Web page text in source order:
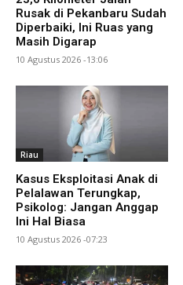
Rusak di Pekanbaru Sudah
Diperbaiki, Ini Ruas yang
Masih Digarap
10 Agustus 2026 -13:06
Riau
Kasus Eksploitasi Anak di
Pelalawan Terungkap,
Psikolog: Jangan Anggap
Ini Hal Biasa
10 Agustus 2026 -07:23